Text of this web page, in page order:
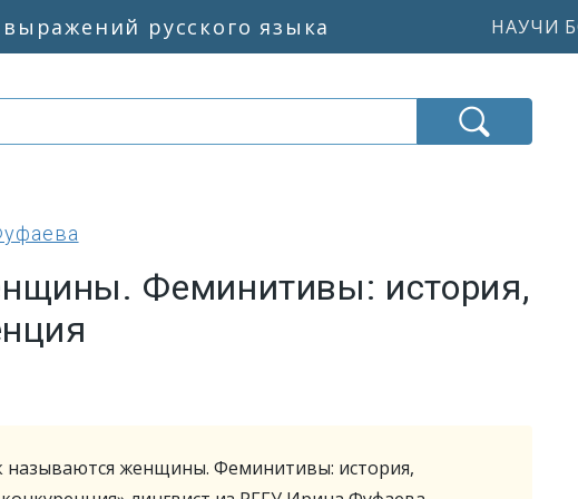
русского языка НАУЧИ
Феминитивы: история,
называются женщины. Феминитивы: история,